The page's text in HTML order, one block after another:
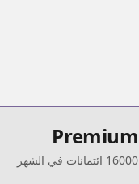
Premium
16000 ائتمانات في الشهر